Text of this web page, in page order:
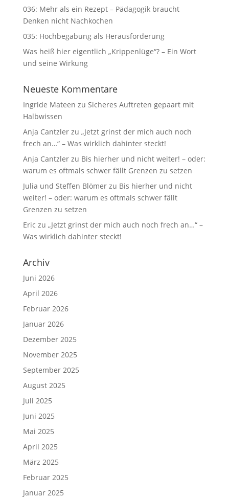
036: Mehr als ein Rezept – Pädagogik braucht
Denken nicht Nachkochen
035: Hochbegabung als Herausforderung
Was heiß hier eigentlich „Krippenlüge“? – Ein Wort
und seine Wirkung
Neueste Kommentare
Ingride Mateen zu Sicheres Auftreten gepaart mit
Halbwissen
Anja Cantzlerzu „Jetzt grinst der mich auch noch
frech an…“ – Was wirklich dahinter steckt!
Anja Cantzlerzu Bis hierher und nicht weiter! – oder:
warum es oftmals schwer fällt Grenzen zu setzen
Julia und Steffen Blömerzu Bis hierher und nicht
weiter! – oder: warum es oftmals schwer fällt
Grenzen zu setzen
Eric zu „Jetzt grinst der mich auch noch frech an…“ –
Was wirklich dahinter steckt!
Archiv
Juni 2026
April 2026
Februar 2026
Januar 2026
Dezember 2025
November 2025
September 2025
August 2025
Juli 2025
Juni 2025
Mai 2025
April 2025
März 2025
Februar 2025
Januar 2025